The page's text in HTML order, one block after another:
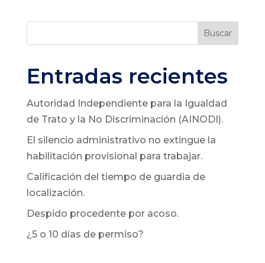
Buscar
Entradas recientes
Autoridad Independiente para la Igualdad
de Trato y la No Discriminación (AINODI).
El silencio administrativo no extingue la
habilitación provisional para trabajar.
Calificación del tiempo de guardia de
localización.
Despido procedente por acoso.
¿5 o 10 días de permiso?